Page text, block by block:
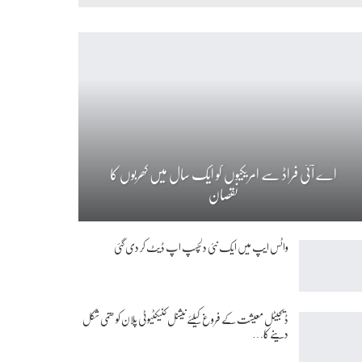
اے آئی فراڈ سے امریکیوں کو ایک سال میں کھربوں کا
نقصان
واٹس ایپ میں ایک نئی دلچسپ اپ ڈیٹ کر دی گئی
ڈیجیٹل معیشت کے فروغ کیلئے نیشنل کنیکٹیوٹی پلان کو حتمی شکل
دینے کا…